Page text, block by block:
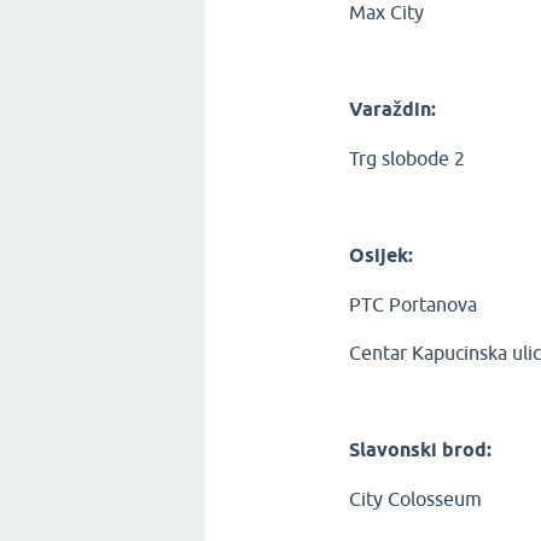
Max City
Varaždin:
Trg slobode 2
Osijek:
PTC Portanova
Centar Kapucinska
Slavonski brod:
City Colosseum